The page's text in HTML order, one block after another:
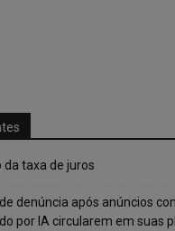
da taxa de juros
denúncia após anúncios
por IA circularem em suas